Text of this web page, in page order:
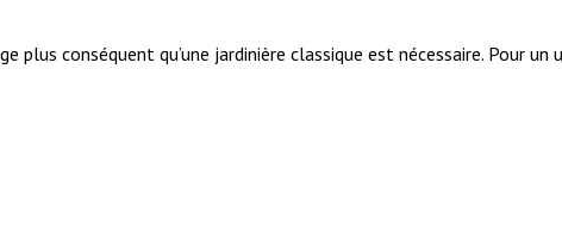
plus conséquent qu’une jardinière classique est nécessaire. Pour